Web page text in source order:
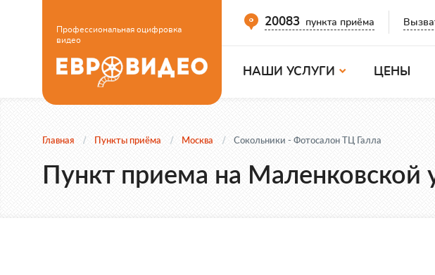
Профессиональная оцифровка
видео
20083 пункта приёма
НАШИ УСЛУГИ ЦЕНЫ
Главная Пункты приёма Москва Сокольники - Фотосалон ТЦ Галла
Пункт приема на Маленковской